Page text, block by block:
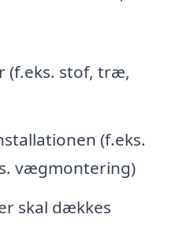
(f.eks. stof, træ,
(f.eks.
vægmontering)
skal dækkes